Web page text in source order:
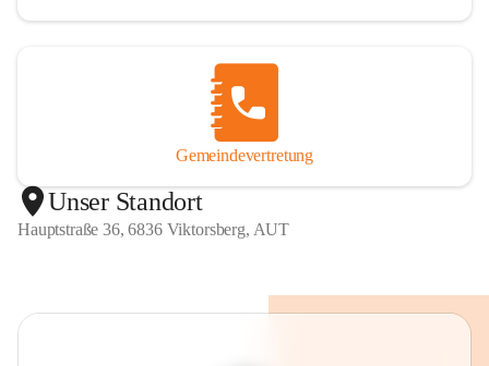
Gemeindevertretung
Unser Standort
Hauptstraße 36, 6836 Viktorsberg, AUT